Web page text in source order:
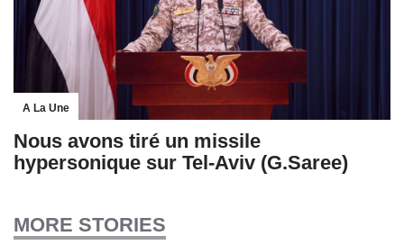
A La Une
Nous avons tiré un missile
hypersonique sur Tel-Aviv (G.Saree)
MORE STORIES